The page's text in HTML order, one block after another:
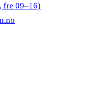
fre 09–16)